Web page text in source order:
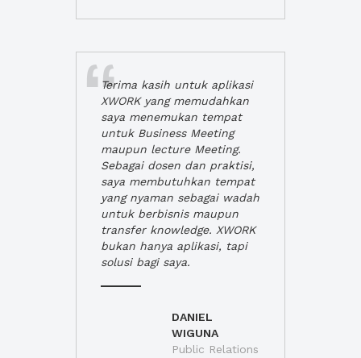
Terima kasih untuk aplikasi
XWORK yang memudahkan
saya menemukan tempat
untuk Business Meeting
maupun lecture Meeting.
Sebagai dosen dan praktisi,
saya membutuhkan tempat
yang nyaman sebagai wadah
untuk berbisnis maupun
transfer knowledge. XWORK
bukan hanya aplikasi, tapi
solusi bagi saya.
DANIEL
WIGUNA
Public Relations